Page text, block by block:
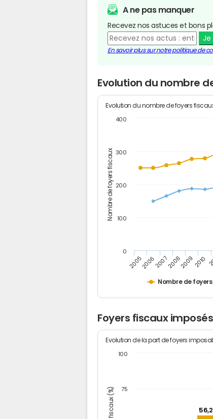
A ne pas manquer
Recevez nos astuces et bons
Je
En savoir plus sur notre politique de
Evolution du nombre
Nombre de foyers fiscaux
Evolution du nombre de foyers
Nombre de
200520062007200820092010
0
100
200
300
400
Foyers fiscaux
Evolution de la part de foyers
75
100